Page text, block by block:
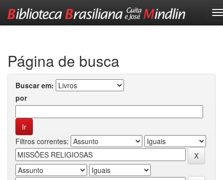
Página de busca
Buscar em:
por
Filtros correntes: